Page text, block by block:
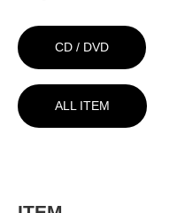
CD / DVD
ALL ITEM